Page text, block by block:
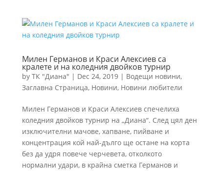
Милен Германов и Краси Алексиев са
кралете и на коледния двойков турнир
by ТК "Диана" | Dec 24, 2019| Водещи новини,
Заглавна Страница, Новини, Новини любители
Милен Германов и Краси Алексиев спечелиха
коледния двойков турнир на „Диана“. След цял ден
изключителни мачове, хапване, пийване и
концентрация кой най-дълго ще остане на корта
без да удря повече черчевета, отколкото
нормални удари, в крайна сметка Германов и